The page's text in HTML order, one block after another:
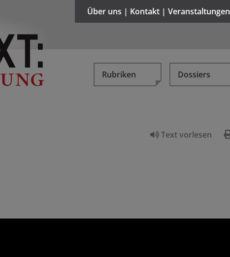
Über uns | Kontakt | Veranstaltungen
Rubriken Dossiers
Text vorlesen